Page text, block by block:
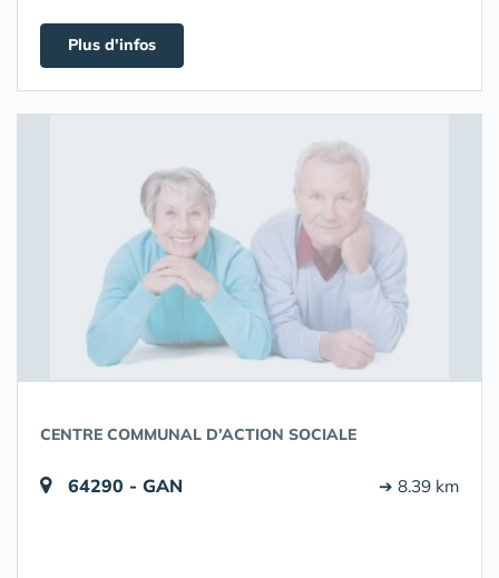
Plus d'infos
CENTRE COMMUNAL D’ACTION SOCIALE
64290 - GAN ➔ 8.39 km